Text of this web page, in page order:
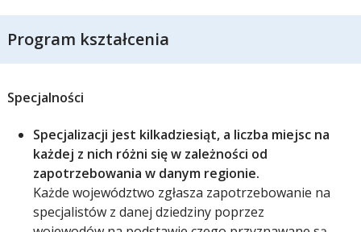
Program kształcenia
Specjalności
Specjalizacji jest kilkadziesiąt, a liczba miejsc na
każdej z nich różni się w zależności od
zapotrzebowania w danym regionie.
Każde województwo zgłasza zapotrzebowanie na
specjalistów z danej dziedziny poprzez